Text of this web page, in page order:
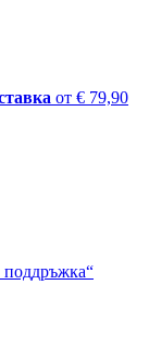
от € 79,90